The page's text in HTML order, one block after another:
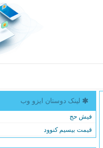
لینک دوستان ایزو وب
فیش حج
قیمت بیسیم کنوود